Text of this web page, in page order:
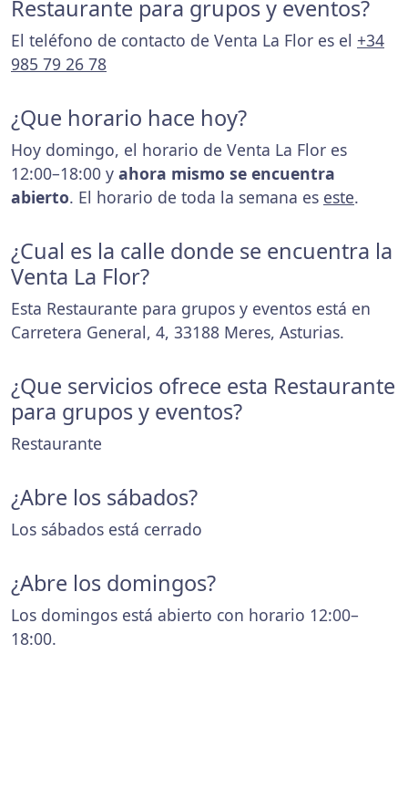
Restaurante para grupos y eventos?
El teléfono de contacto de Venta La Flor es el +34
985 79 26 78
¿Que horario hace hoy?
Hoy domingo, el horario de Venta La Flor es
12:00–18:00 y ahora mismo se encuentra
abierto. El horario de toda la semana es este.
¿Cual es la calle donde se encuentra la
Venta La Flor?
Esta Restaurante para grupos y eventos está en
Carretera General, 4, 33188 Meres, Asturias.
¿Que servicios ofrece esta Restaurante
para grupos y eventos?
Restaurante
¿Abre los sábados?
Los sábados está cerrado
¿Abre los domingos?
Los domingos está abierto con horario 12:00–
18:00.